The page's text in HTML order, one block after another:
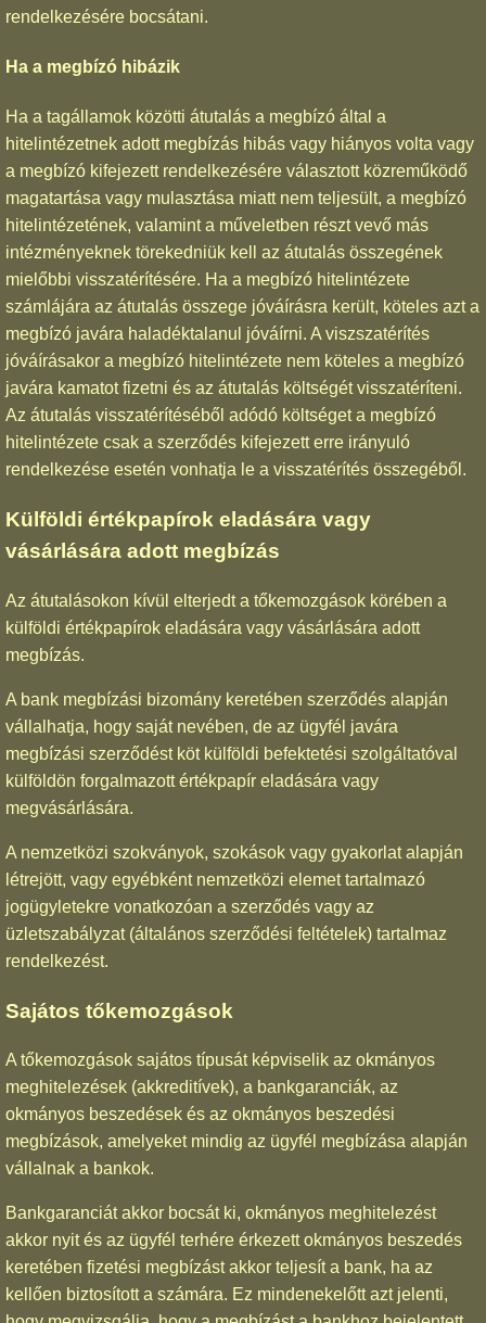
rendelkezésére bocsátani.
Ha a megbízó hibázik
Ha a tagállamok közötti átutalás a megbízó által a
hitelintézetnek adott megbízás hibás vagy hiányos volta vagy
a megbízó kifejezett rendelkezésére választott közreműködő
magatartása vagy mulasztása miatt nem teljesült, a megbízó
hitelintézetének, valamint a műveletben részt vevő más
intézményeknek törekedniük kell az átutalás összegének
mielőbbi visszatérítésére. Ha a megbízó hitelintézete
számlájára az átutalás összege jóváírásra került, köteles azt a
megbízó javára haladéktalanul jóváírni. A viszszatérítés
jóváírásakor a megbízó hitelintézete nem köteles a megbízó
javára kamatot fizetni és az átutalás költségét visszatéríteni.
Az átutalás visszatérítéséből adódó költséget a megbízó
hitelintézete csak a szerződés kifejezett erre irányuló
rendelkezése esetén vonhatja le a visszatérítés összegéből.
Külföldi értékpapírok eladására vagy
vásárlására adott megbízás
Az átutalásokon kívül elterjedt a tőkemozgások körében a
külföldi értékpapírok eladására vagy vásárlására adott
megbízás.
A bank megbízási bizomány keretében szerződés alapján
vállalhatja, hogy saját nevében, de az ügyfél javára
megbízási szerződést köt külföldi befektetési szolgáltatóval
külföldön forgalmazott értékpapír eladására vagy
megvásárlására.
A nemzetközi szokványok, szokások vagy gyakorlat alapján
létrejött, vagy egyébként nemzetközi elemet tartalmazó
jogügyletekre vonatkozóan a szerződés vagy az
üzletszabályzat (általános szerződési feltételek) tartalmaz
rendelkezést.
Sajátos tőkemozgások
A tőkemozgások sajátos típusát képviselik az okmányos
meghitelezések (akkreditívek), a bankgaranciák, az
okmányos beszedések és az okmányos beszedési
megbízások, amelyeket mindig az ügyfél megbízása alapján
vállalnak a bankok.
Bankgaranciát akkor bocsát ki, okmányos meghitelezést
akkor nyit és az ügyfél terhére érkezett okmányos beszedés
keretében fizetési megbízást akkor teljesít a bank, ha az
kellően biztosított a számára. Ez mindenekelőtt azt jelenti,